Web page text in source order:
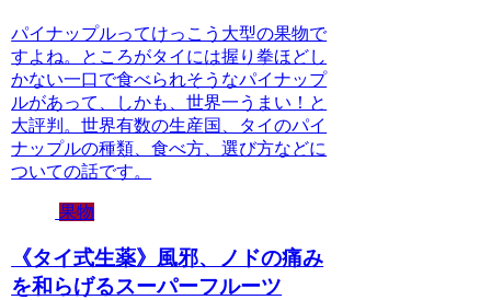
パイナップルってけっこう大型の果物で
すよね。ところがタイには握り拳ほどし
かない一口で食べられそうなパイナップ
ルがあって、しかも、世界一うまい！と
大評判。世界有数の生産国、タイのパイ
ナップルの種類、食べ方、選び方などに
ついての話です。
果物
《タイ式生薬》風邪、ノドの痛み
を和らげるスーパーフルーツ